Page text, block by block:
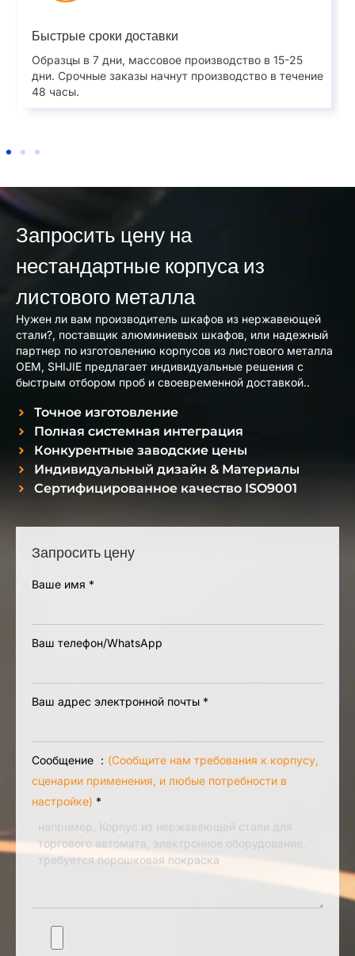
Быстрые сроки доставки
Образцы в 7 дни, массовое производство в 15-25
дни. Срочные заказы начнут производство в течение
48 часы.
Запросить цену на
нестандартные корпуса из
листового металла
Нужен ли вам производитель шкафов из нержавеющей
стали?, поставщик алюминиевых шкафов, или надежный
партнер по изготовлению корпусов из листового металла
OEM, SHIJIE предлагает индивидуальные решения с
быстрым отбором проб и своевременной доставкой..
Точное изготовление
Полная системная интеграция
Конкурентные заводские цены
Индивидуальный дизайн & Материалы
Сертифицированное качество ISO9001
Запросить цену
Ваше имя *
Ваш телефон/WhatsApp
Ваш адрес электронной почты *
Сообщение ： (Сообщите нам требования к корпусу,
сценарии применения, и любые потребности в
настройке) *